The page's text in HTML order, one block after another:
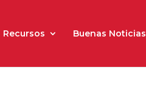
Recursos Buenas Noticias